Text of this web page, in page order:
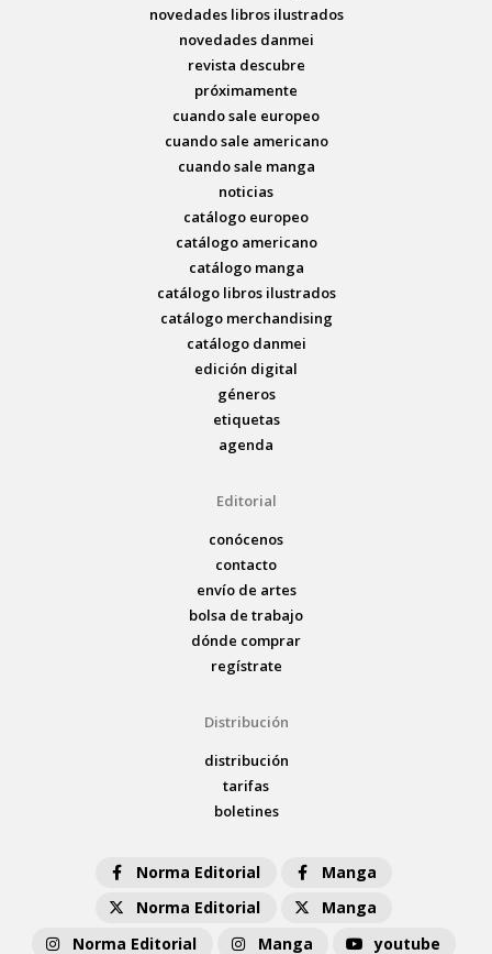
novedades libros ilustrados
novedades danmei
revista descubre
próximamente
cuando sale europeo
cuando sale americano
cuando sale manga
noticias
catálogo europeo
catálogo americano
catálogo manga
catálogo libros ilustrados
catálogo merchandising
catálogo danmei
edición digital
géneros
etiquetas
agenda
Editorial
conócenos
contacto
envío de artes
bolsa de trabajo
dónde comprar
regístrate
Distribución
distribución
tarifas
boletines
Norma Editorial
Manga
Norma Editorial
Manga
Norma Editorial
Manga youtube